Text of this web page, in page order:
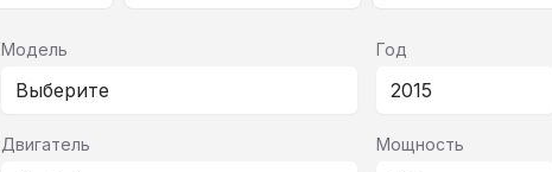
Модель
Выберите
Год
2015
Двигатель Мощность